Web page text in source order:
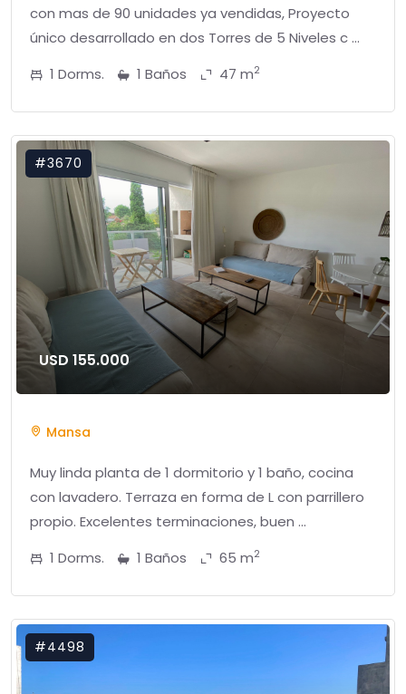
con mas de 90 unidades ya vendidas, Proyecto
único desarrollado en dos Torres de 5 Niveles c ...
1 Dorms.
1 Baños 47 m2
#3670
USD 155.000
Mansa
Muy linda planta de 1 dormitorio y 1 baño, cocina
con lavadero. Terraza en forma de L con parrillero
propio. Excelentes terminaciones, buen ...
1 Dorms.
1 Baños 65 m2
#4498